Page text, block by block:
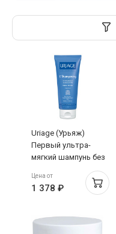
Uriage (Урьяж)
Первый ультра-
мягкий шампунь без
Цена от
1 378 ₽